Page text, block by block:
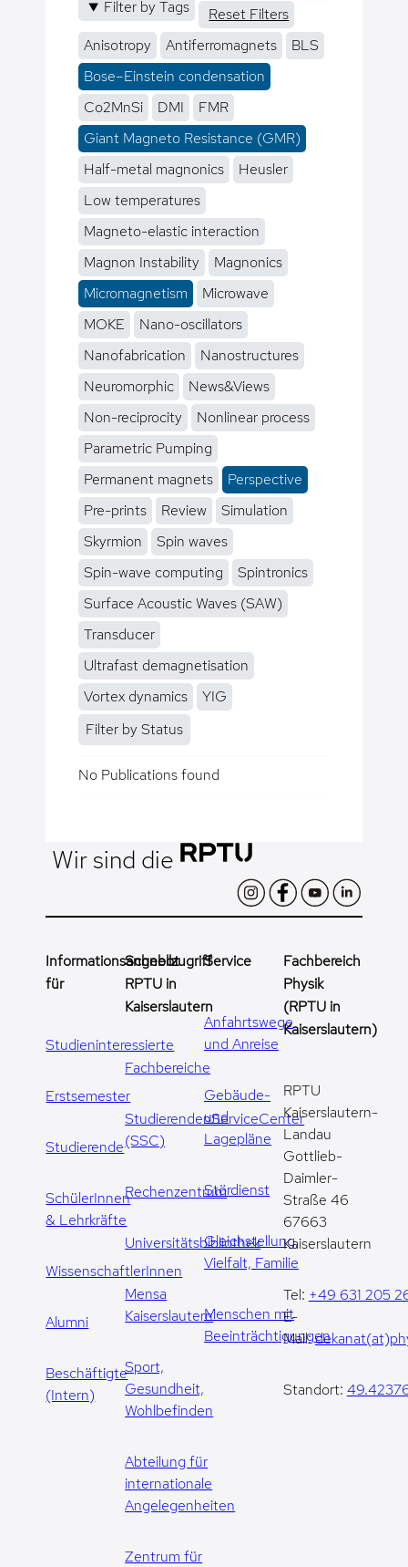
Filter by Tags
Reset Filters
Anisotropy
Antiferromagnets
BLS
Bose–Einstein condensation
Co2MnSi
DMI
FMR
Giant Magneto Resistance (GMR)
Half-metal magnonics
Heusler
Low temperatures
Magneto-elastic interaction
Magnon Instability
Magnonics
Micromagnetism
Microwave
MOKE
Nano-oscillators
Nanofabrication
Nanostructures
Neuromorphic
News&Views
Non-reciprocity
Nonlinear process
Parametric Pumping
Permanent magnets
Perspective
Pre-prints
Review
Simulation
Skyrmion
Spin waves
Spin-wave computing
Spintronics
Surface Acoustic Waves (SAW)
Transducer
Ultrafast demagnetisation
Vortex dynamics
YIG
Filter by Status
No Publications found
Wir sind die
Informationsangebot
für
Studieninteressierte
Erstsemester
Studierende
SchülerInnen
& Lehrkräfte
WissenschaftlerInnen
Alumni
Beschäftigte
(Intern)
Schnellzugriff
RPTU in
Kaiserslautern
Fachbereiche
StudierendenServiceCenter
(SSC)
Rechenzentrum
Universitätsbibliothek
Mensa
Kaiserslautern
Sport,
Gesundheit,
Wohlbefinden
Abteilung für
internationale
Angelegenheiten
Zentrum für
Service
Anfahrtswege
und Anreise
Gebäude-
und
Lagepläne
Stördienst
Gleichstellung,
Vielfalt, Familie
Menschen mit
Beeinträchtigungen
Fachbereich
Physik
(RPTU in
Kaiserslautern)
RPTU
Kaiserslautern-
Landau
Gottlieb-
Daimler-
Straße 46
67663
Kaiserslautern
Tel: +49 631 205
E-
Mail:
Standort: